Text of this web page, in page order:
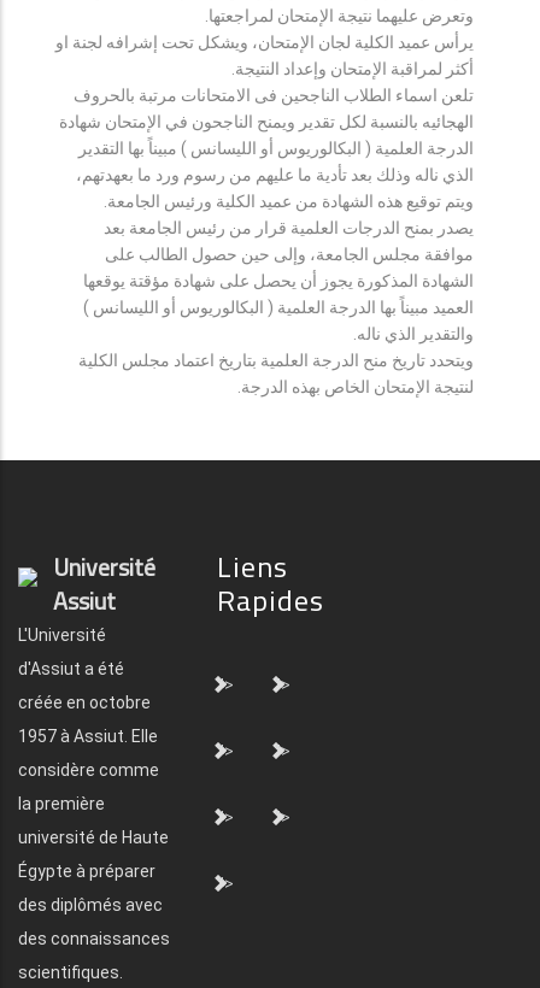
وتعرض عليهما نتيجة الإمتحان لمراجعتها.
يرأس عميد الكلية لجان الإمتحان، ويشكل تحت إشرافه لجنة او
أكثر لمراقبة الإمتحان وإعداد النتيجة.
تلعن اسماء الطلاب الناجحين فى الامتحانات مرتبة بالحروف
الهجائيه بالنسبة لكل تقدير ويمنح الناجحون في الإمتحان شهادة
الدرجة العلمية ( البكالوريوس أو الليسانس ) مبيناً بها التقدير
الذي ناله وذلك بعد تأدية ما عليهم من رسوم ورد ما بعهدتهم،
ويتم توقيع هذه الشهادة من عميد الكلية ورئيس الجامعة.
يصدر بمنح الدرجات العلمية قرار من رئيس الجامعة بعد
موافقة مجلس الجامعة، وإلى حين حصول الطالب على
الشهادة المذكورة يجوز أن يحصل على شهادة مؤقتة يوقعها
العميد مبيناً بها الدرجة العلمية ( البكالوريوس أو الليسانس )
والتقدير الذي ناله.
ويتحدد تاريخ منح الدرجة العلمية بتاريخ اعتماد مجلس الكلية
لنتيجة الإمتحان الخاص بهذه الدرجة.
Université
Assiut
L'Université
d'Assiut a été
créée en octobre
1957 à Assiut. Elle
considère comme
la première
université de Haute
Égypte à préparer
des diplômés avec
des connaissances
scientifiques.
Liens
Rapides
"> ">
"> ">
"> ">
">